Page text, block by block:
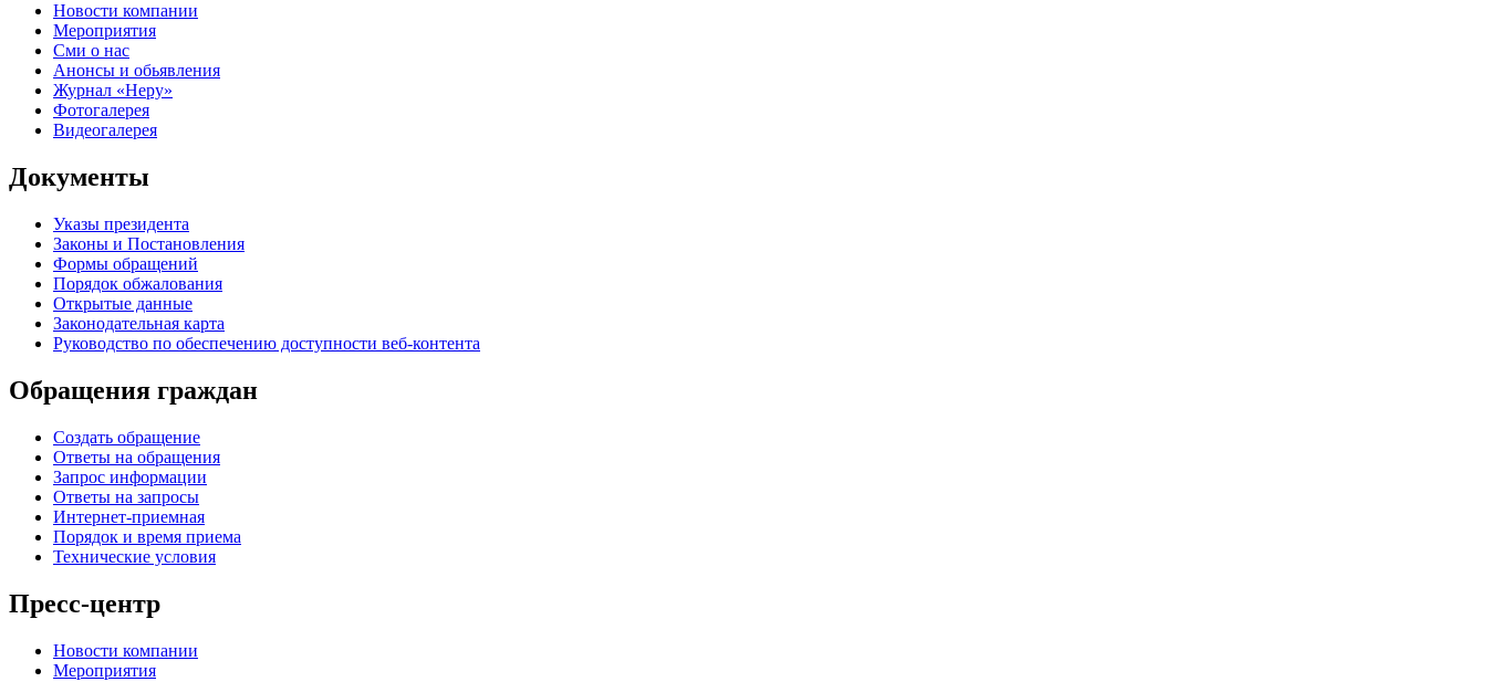
Новости компании
Мероприятия
Сми о нас
Анонсы и обьявления
Журнал «Неру»
Фотогалерея
Видеогалерея
Документы
Указы президента
Законы и Постановления
Формы обращений
Порядок обжалования
Открытые данные
Законодательная карта
Руководство по обеспечению доступности веб-контента
Обращения граждан
Создать обращение
Ответы на обращения
Запрос информации
Ответы на запросы
Интернет-приемная
Порядок и время приема
Технические условия
Пресс-центр
Новости компании
Мероприятия